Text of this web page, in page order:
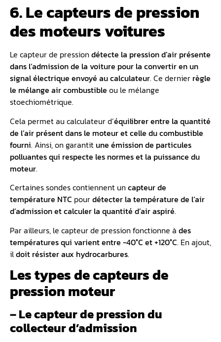
6. Le capteurs de pression
des moteurs voitures
Le capteur de pression détecte la pression d’air présente
dans l’admission de la voiture pour la convertir en un
signal électrique envoyé au calculateur. Ce dernier règle
le mélange air combustible ou le mélange
stoechiométrique.
Cela permet au calculateur d’équilibrer entre la quantité
de l’air présent dans le moteur et celle du combustible
fourni. Ainsi, on garantit une émission de particules
polluantes qui respecte les normes et la puissance du
moteur.
Certaines sondes contiennent un capteur de
température NTC pourdétecter la température de l’air
d’admission et calculer la quantité d’air aspiré.
Par ailleurs, le capteur de pression fonctionne à des
températures qui varient entre -40°C et +120°C. En ajout,
ildoit résister aux hydrocarbures.
Les types de capteurs de
pression moteur
– Le capteur de pression du
collecteur d’admission